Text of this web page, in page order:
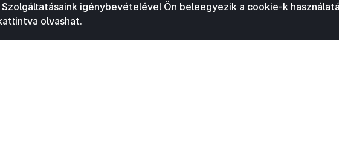
igénybevételével Ön beleegyezik a cookie-k
olvashat.